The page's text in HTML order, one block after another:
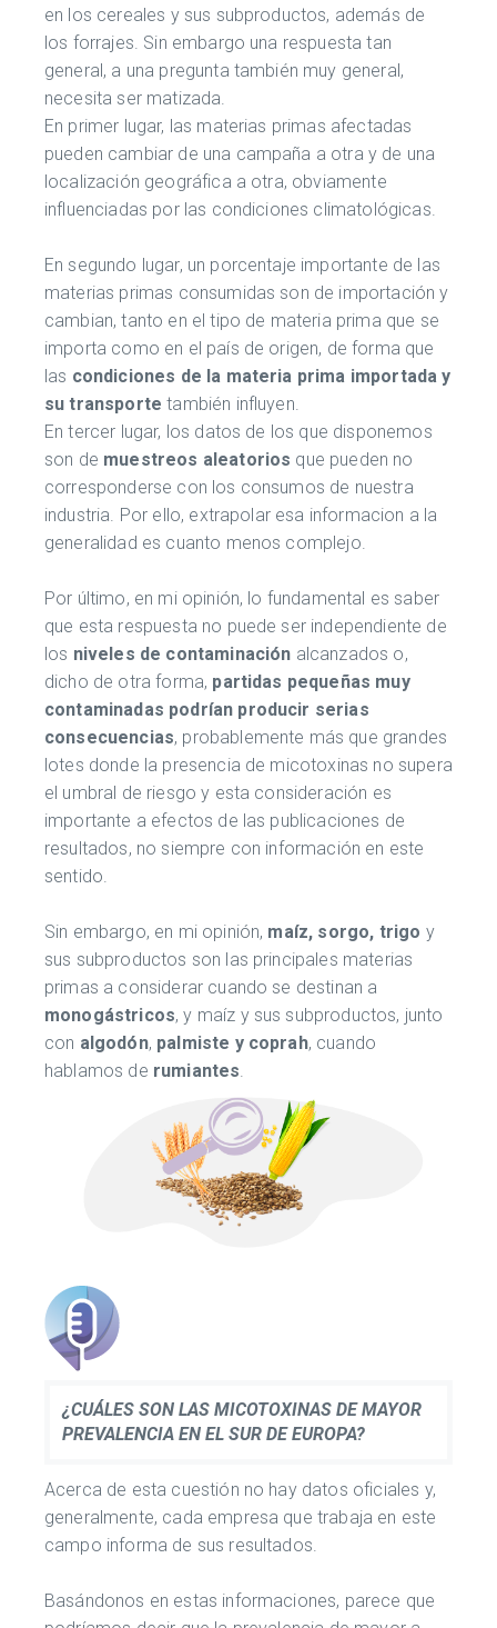
en los cereales y sus subproductos, además de
los forrajes. Sin embargo una respuesta tan
general, a una pregunta también muy general,
necesita ser matizada.
En primer lugar, las materias primas afectadas
pueden cambiar de una campaña a otra y de una
localización geográfica a otra, obviamente
influenciadas por las condiciones climatológicas.
En segundo lugar, un porcentaje importante de las
materias primas consumidas son de importación y
cambian, tanto en el tipo de materia prima que se
importa como en el país de origen, de forma que
las condiciones de la materia prima importada y
su transporte también influyen.
En tercer lugar, los datos de los que disponemos
son de muestreos aleatorios que pueden no
corresponderse con los consumos de nuestra
industria. Por ello, extrapolar esa informacion a la
generalidad es cuanto menos complejo.
Por último, en mi opinión, lo fundamental es saber
que esta respuesta no puede ser independiente de
los niveles de contaminación alcanzados o,
dicho de otra forma, partidas pequeñas muy
contaminadas podrían producir serias
consecuencias, probablemente más que grandes
lotes donde la presencia de micotoxinas no supera
el umbral de riesgo y esta consideración es
importante a efectos de las publicaciones de
resultados, no siempre con información en este
sentido.
Sin embargo, en mi opinión, maíz, sorgo, trigo y
sus subproductos son las principales materias
primas a considerar cuando se destinan a
monogástricos, y maíz y sus subproductos, junto
con algodón, palmiste y coprah, cuando
hablamos de rumiantes.
¿CUÁLES SON LAS MICOTOXINAS DE MAYOR
PREVALENCIA EN EL SUR DE EUROPA?
Acerca de esta cuestión no hay datos oficiales y,
generalmente, cada empresa que trabaja en este
campo informa de sus resultados.
Basándonos en estas informaciones, parece que